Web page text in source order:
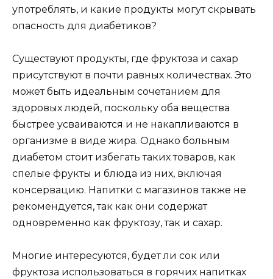
употреблять, и какие продукты могут скрывать
опасность для диабетиков?
Существуют продукты, где фруктоза и сахар
присутствуют в почти равных количествах. Это
может быть идеальным сочетанием для
здоровых людей, поскольку оба вещества
быстрее усваиваются и не накапливаются в
организме в виде жира. Однако больным
диабетом стоит избегать таких товаров, как
спелые фрукты и блюда из них, включая
консервацию. Напитки с магазинов также не
рекомендуется, так как они содержат
одновременно как фруктозу, так и сахар.
Многие интересуются, будет ли сок или
фруктоза использоваться в горячих напитках